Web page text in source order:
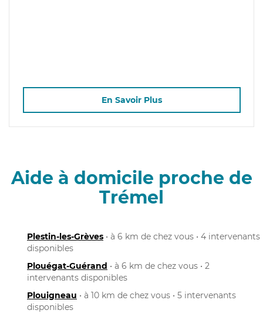
En Savoir Plus
Aide à domicile proche de
Trémel
Plestin-les-Grèves • à 6 km de chez vous • 4 intervenants
disponibles
Plouégat-Guérand • à 6 km de chez vous • 2
intervenants disponibles
Plouigneau • à 10 km de chez vous • 5 intervenants
disponibles